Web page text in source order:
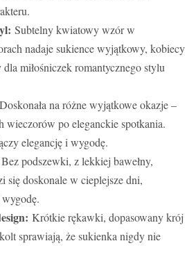
Subtelny kwiatowy wzór w
nadaje sukience wyjątkowy, kobiecy
miłośniczek romantycznego stylu
Doskonała na różne wyjątkowe okazje –
wieczorów po eleganckie spotkania.
elegancję i wygodę.
Bez podszewki, z lekkiej bawełny,
się doskonale w cieplejsze dni,
Krótkie rękawki, dopasowany krój
sprawiają, że sukienka nigdy nie